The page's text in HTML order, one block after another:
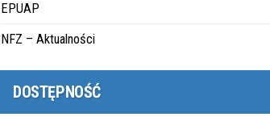
EPUAP
NFZ – Aktualności
DOSTĘPNOŚĆ